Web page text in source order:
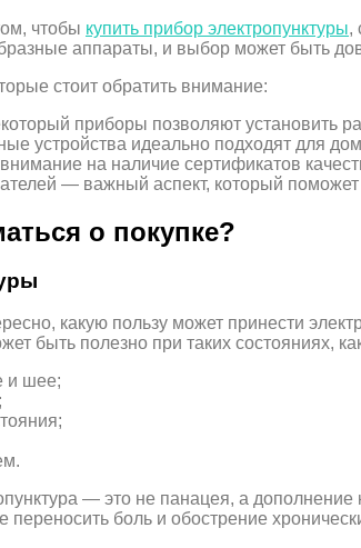
чтобы купить прибор электропунктуры,
аппараты, и выбор может быть
стоит обратить внимание:
приборы позволяют установить
устройства идеально подходят для
на наличие сертификатов
— важный аспект, который
о покупке?
какую пользу может принести
быть полезно при таких состояниях,
и шее;
— это не панацея, а
переносить боль и обострение